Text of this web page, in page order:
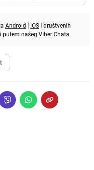
Android | iOS i društvenih
putem našeg ViberChata.